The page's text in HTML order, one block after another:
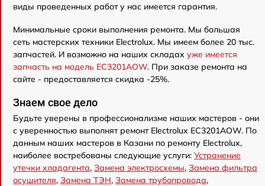
виды проведенных работ у нас имеется гарантия.
Минимальные сроки выполнения ремонта. Мы большая
сеть мастерских техники Electrolux. Мы имеем более 20 тыс.
запчастей. И возможно на наших складах уже имеется
запчасть на модель EC3201AOW. При заказе ремонта на
сайте - предоставляется скидка -25%.
Знаем свое дело
Будьте уверены в профессионализме наших мастеров - они
с уверенностью выполнят ремонт Electrolux EC3201AOW. По
данным наших мастеров в Казани по ремонту Electrolux,
наиболее востребованы следующие услуги: Устранение
утечки хладагента, Замена электросхемы, Замена фильтра
осушителя, Замена ТЭН, Замена трубопровода,